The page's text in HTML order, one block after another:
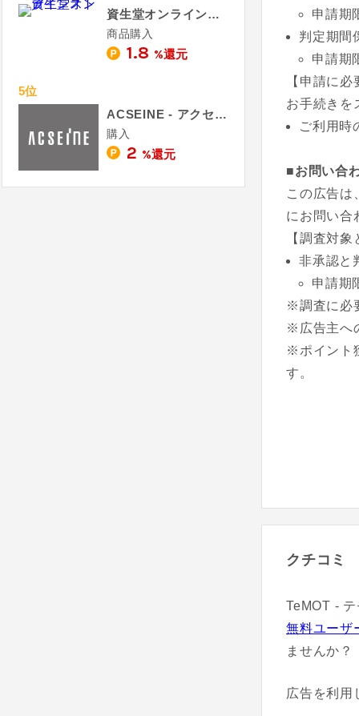
申請期
判定期間
申請期
【申請に
お手続きを
ご利用時
■お問い合
この広告は
にお問い合
【調査対
非承認と
申請期
※調査に必
※広告主へ
※ポイント
す。
クチコミ
TeMOT -
無料ユーザ
ませんか？
広告を利用
資生堂オンラインストア
商品購入
1.8 %還元
5位
ACSEINE - アクセーヌ
購入
2 %還元